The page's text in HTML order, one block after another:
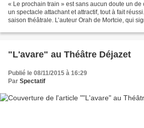
« Le prochain train » est sans aucun doute un de
un spectacle attachant et attractif, tout à fait
saison théâtrale. L’auteur Orah de Mortcie, qui
"L'avare" au Théâtre Déjazet
Publié le 08/11/2015 à 16:29
Par Spectatif